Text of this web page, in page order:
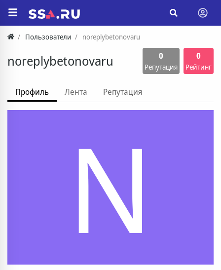
Пользователи noreplybetonovaru
noreplybetonovaru 0
Репутация
0
Рейтинг
Профиль Лента Репутация
N